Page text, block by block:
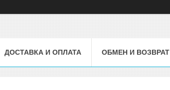
ДОСТАВКА И ОПЛАТА ОБМЕН И ВОЗВРАТ